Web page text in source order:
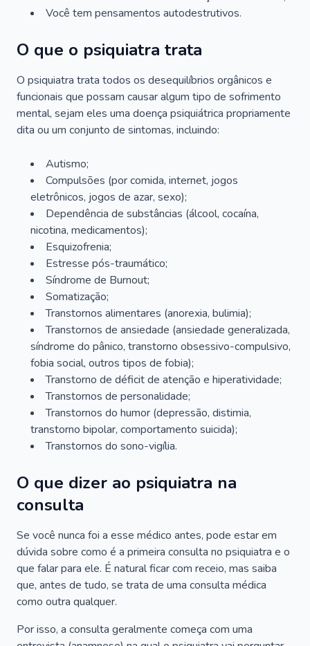
Você tem pensamentos autodestrutivos.
O que o psiquiatra trata
O psiquiatra trata todos os desequilíbrios orgânicos e
funcionais que possam causar algum tipo de sofrimento
mental, sejam eles uma doença psiquiátrica propriamente
dita ou um conjunto de sintomas, incluindo:
Autismo;
Compulsões (por comida, internet, jogos
eletrônicos, jogos de azar, sexo);
Dependência de substâncias (álcool, cocaína,
nicotina, medicamentos);
Esquizofrenia;
Estresse pós-traumático;
Síndrome de Burnout;
Somatização;
Transtornos alimentares (anorexia, bulimia);
Transtornos de ansiedade (ansiedade generalizada,
síndrome do pânico, transtorno obsessivo-compulsivo,
fobia social, outros tipos de fobia);
Transtorno de déficit de atenção e hiperatividade;
Transtornos de personalidade;
Transtornos do humor (depressão, distimia,
transtorno bipolar, comportamento suicida);
Transtornos do sono-vigília.
O que dizer ao psiquiatra na
consulta
Se você nunca foi a esse médico antes, pode estar em
dúvida sobre como é a primeira consulta no psiquiatra e o
que falar para ele. É natural ficar com receio, mas saiba
que, antes de tudo, se trata de uma consulta médica
como outra qualquer.
Por isso, a consulta geralmente começa com uma